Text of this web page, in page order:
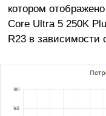
котором
Core Ultra 5 250K
R23 в зависимости